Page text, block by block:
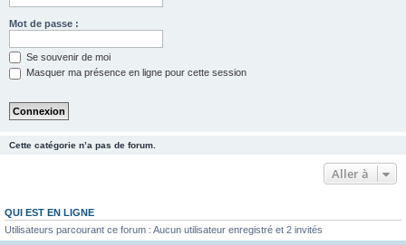
Mot de passe :
Se souvenir de moi
Masquer ma présence en ligne pour cette session
Cette catégorie n’a pas de forum.
Aller à
QUI EST EN LIGNE
Utilisateurs parcourant ce forum : Aucun utilisateur enregistré et 2 invités